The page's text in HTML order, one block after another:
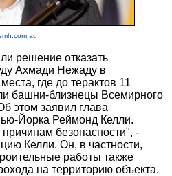
решение отказать
Ахмади Нежаду в
где до терактов 11
башни-близнецы Всемирного
этом заявил глава
Йорка Реймонд Келли.
безопасности", -
Келли. Он, в частности,
работы также
на территорию объекта.